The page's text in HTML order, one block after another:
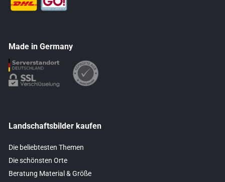
Made in Germany
Landschaftsbilder kaufen
Die beliebtesten Themen
Die schönsten Orte
Beratung Material & Größe